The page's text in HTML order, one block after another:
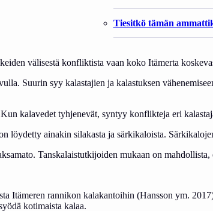
Tiesitkö tämän
kaloihin levittämät ja ihmisiinkin tarttuvat
välisestä konfliktista vaan koko Itämerta
Suurin syy kalastajien ja kalastuksen
kalavedet tyhjenevät, syntyy konflikteja eri
löydetty ainakin silakasta ja särkikaloista.
Tanskalaistutkijoiden mukaan on
Itämeren rannikon kalakantoihin (Hansson ym.
kotimaista kalaa.